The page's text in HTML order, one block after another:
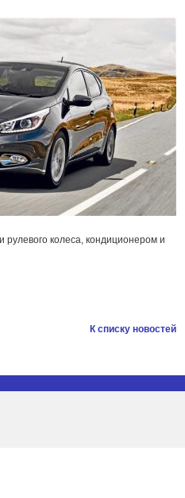
колеса, кондиционером и
К списку новостей